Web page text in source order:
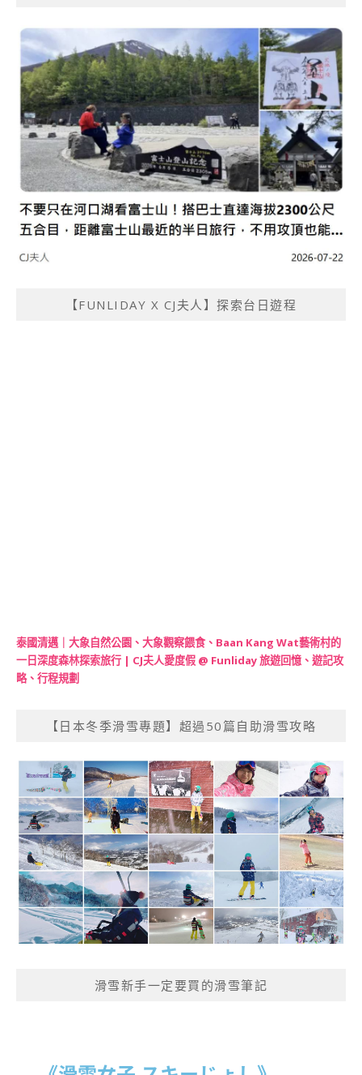
【FUNLIDAY X CJ夫人】探索台日遊程
泰國清邁｜大象自然公園、大象觀察餵食、Baan Kang Wat藝術村的
一日深度森林探索旅行 | CJ夫人愛度假 @ Funliday 旅遊回憶、遊記攻
略、行程規劃
【日本冬季滑雪專題】超過50篇自助滑雪攻略
滑雪新手一定要買的滑雪筆記